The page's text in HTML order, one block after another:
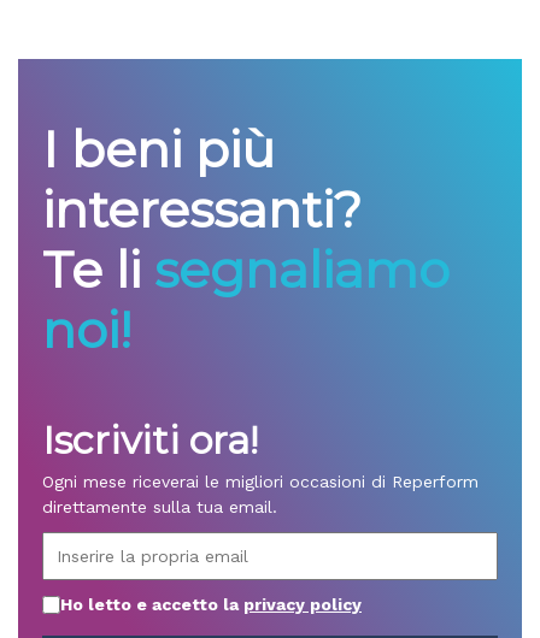
I beni più
interessanti?
Te li segnaliamo
noi!
Iscriviti ora!
Ogni mese riceverai le migliori occasioni di Reperform
direttamente sulla tua email.
Ho letto e accetto la privacy policy